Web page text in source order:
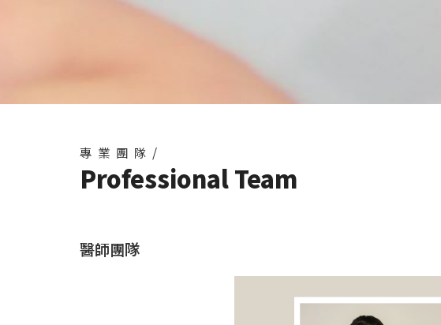
專業團隊/
Professional Team
醫師團隊